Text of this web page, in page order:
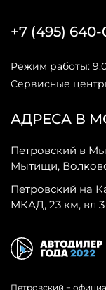
АДРЕСА В
Петровский в
Мытищи,
Петровский на
МКАД, 23 км, вл 3
+7 (495) 640-
Режим работы:
Сервисные
Петровский −